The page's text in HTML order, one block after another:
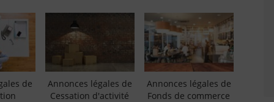
de
Annonces légales de
Cessation d'activité
Annonces légales de
Fonds de commerce